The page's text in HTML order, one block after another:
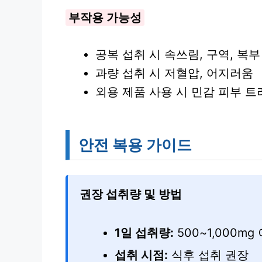
부작용 가능성
공복 섭취 시 속쓰림, 구역, 복
과량 섭취 시 저혈압, 어지러움
외용 제품 사용 시 민감 피부 트
안전 복용 가이드
권장 섭취량 및 방법
1일 섭취량: 500~1,000mg
섭취 시점: 식후 섭취 권장